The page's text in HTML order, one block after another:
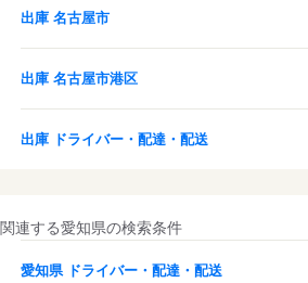
出庫 名古屋市
出庫 名古屋市港区
出庫 ドライバー・配達・配送
関連する愛知県の検索条件
愛知県 ドライバー・配達・配送